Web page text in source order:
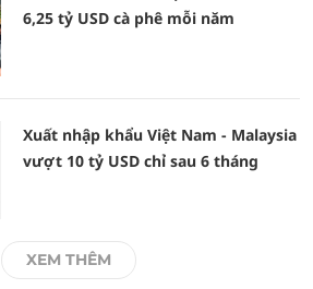
6,25 tỷ USD cà phê mỗi năm
Xuất nhập khẩu Việt Nam - Malaysia
vượt 10 tỷ USD chỉ sau 6 tháng
XEM THÊM